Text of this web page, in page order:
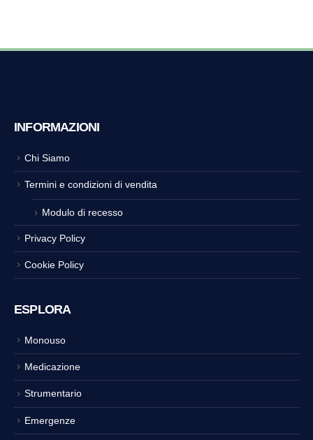
INFORMAZIONI
Chi Siamo
Termini e condizioni di vendita
Modulo di recesso
Privacy Policy
Cookie Policy
ESPLORA
Monouso
Medicazione
Strumentario
Emergenze